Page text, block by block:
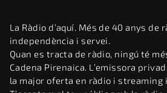
La Ràdio d’aquí. Més de 40 anys de
independència i servei.
Quan es tracta de ràdio, ningú té
Cadena Pirenaica. L’emissora
la major oferta en ràdio i streaming